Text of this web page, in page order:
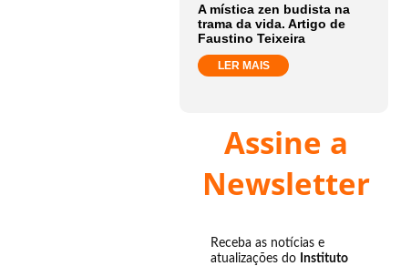
A mística zen budista na
trama da vida. Artigo de
Faustino Teixeira
LER MAIS
Assine a
Newsletter
Receba as notícias e
atualizações do Instituto